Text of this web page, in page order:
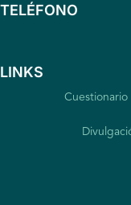
TELÉFONO
LINKS
Cuestionario